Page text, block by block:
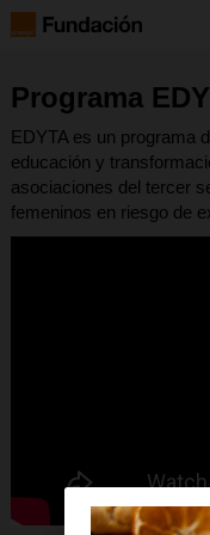
Programa
EDYTA es un programa
educación y
asociaciones del tercer
femeninos en riesgo de